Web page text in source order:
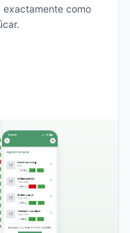
exactamente como